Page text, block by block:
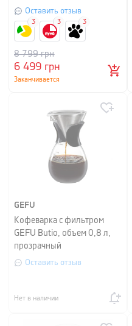
Оставить отзыв
6 499 грн
8 799грн
Заканчивается
3 3 3
GEFU
Кофеварка с фильтром
GEFU Butio, объем 0,8 л,
прозрачный
Оставить отзыв
Нет в наличии